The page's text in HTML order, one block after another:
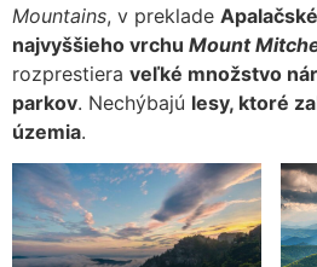
Mountains, v preklade
najvyššieho vrchu Mount
rozprestiera veľké množstvo
parkov. Nechýbajú lesy, ktoré
územia.